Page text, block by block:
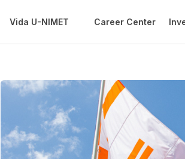
Vida U-NIMET Career Center